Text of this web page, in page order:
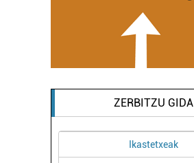
ZERBITZU GIDA
Ikastetxeak